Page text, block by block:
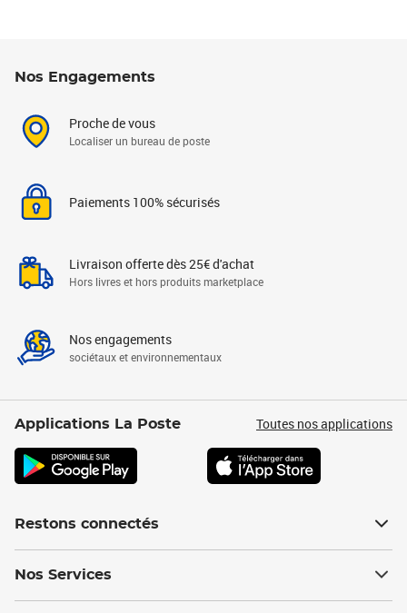
Nos Engagements
Proche de vous
Localiser un bureau de poste
Paiements 100% sécurisés
Livraison offerte dès 25€ d'achat
Hors livres et hors produits marketplace
Nos engagements
sociétaux et environnementaux
Applications La Poste Toutes nos applications
Restons connectés
Nos Services